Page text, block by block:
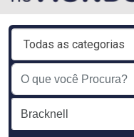
Todas as categorias